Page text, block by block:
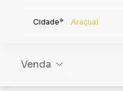
Cidade* Araçuaí
Venda